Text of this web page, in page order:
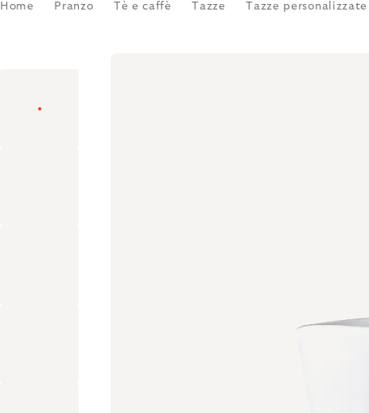
Home Pranzo Tè e caffè Tazze Tazze personalizzate